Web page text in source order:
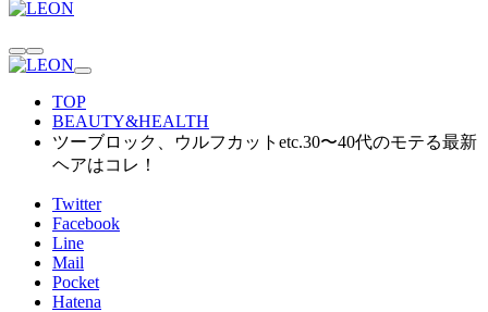
TOP
BEAUTY&HEALTH
ツーブロック、ウルフカットetc.30〜40代のモテる最新
ヘアはコレ！
Twitter
Facebook
Line
Mail
Pocket
Hatena